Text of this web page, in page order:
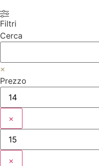
Filtri
Cerca
×
Prezzo
×
×